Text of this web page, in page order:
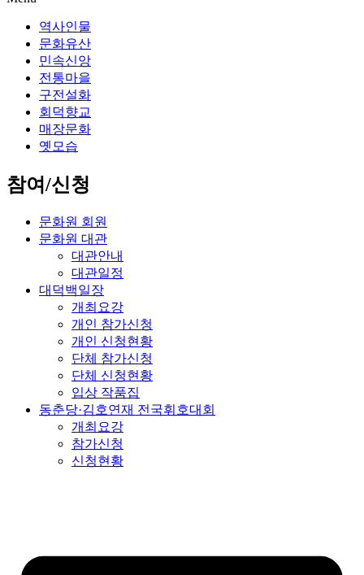
역사인물
문화유산
민속신앙
전통마을
구전설화
회덕향교
매장문화
옛모습
참여/신청
문화원 회원
문화원 대관
대관안내
대관일정
대덕백일장
개최요강
개인 참가신청
개인 신청현황
단체 참가신청
단체 신청현황
입상 작품집
동춘당·김호연재 전국휘호대회
개최요강
참가신청
신청현황